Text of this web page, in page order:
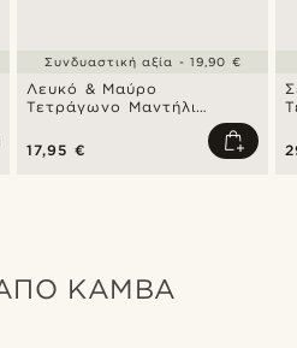
Λευκό & Μαύρο
Τετράγωνο Μαντήλι
17,95 €
Συνδυαστική αξία - 19,90 €
ΚΑΜΒΑ